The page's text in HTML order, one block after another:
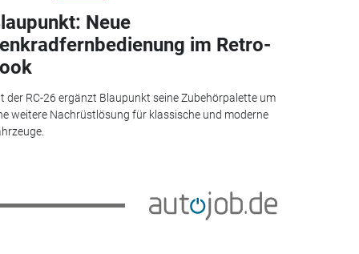
Neue
im Retro-
der RC-26 ergänzt Blaupunkt seine Zubehörpalette um
weitere Nachrüstlösung für klassische und moderne